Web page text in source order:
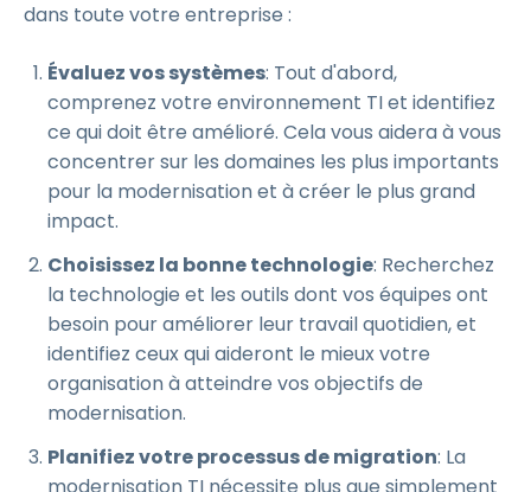
dans toute votre entreprise :
Évaluez vos systèmes: Tout d'abord,
comprenez votre environnement TI et identifiez
ce qui doit être amélioré. Cela vous aidera à vous
concentrer sur les domaines les plus importants
pour la modernisation et à créer le plus grand
impact.
Choisissez la bonne technologie: Recherchez
la technologie et les outils dont vos équipes ont
besoin pour améliorer leur travail quotidien, et
identifiez ceux qui aideront le mieux votre
organisation à atteindre vos objectifs de
modernisation.
Planifiez votre processus de migration: La